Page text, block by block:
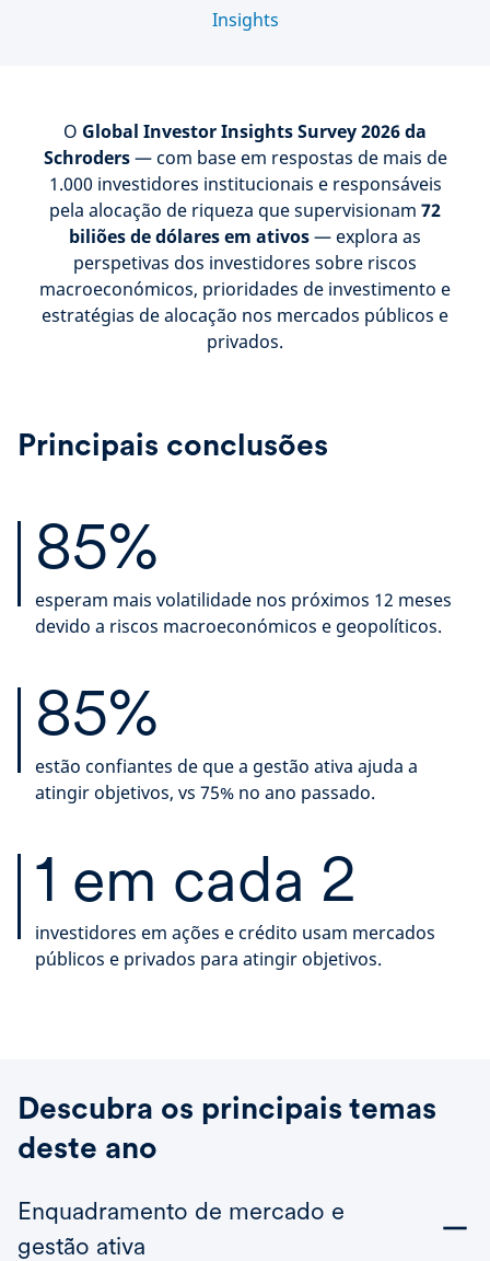
Insights
O Global Investor Insights Survey 2026da
Schroders— com base em respostas de mais de
1.000 investidores institucionais e responsáveis
pela alocação de riqueza que supervisionam 72
biliões de dólares em ativos— explora as
perspetivas dos investidores sobre riscos
macroeconómicos, prioridades de investimento e
estratégias de alocação nos mercados públicos e
privados.
Principais conclusões
85%
esperam mais volatilidade nos próximos 12 meses
devido a riscos macroeconómicos e geopolíticos.
85%
estão confiantes de que a gestão ativa ajuda a
atingir objetivos, vs 75% no ano passado.
1 em cada 2
investidores em ações e crédito usam mercados
públicos e privados para atingir objetivos.
Descubra os principais temas
deste ano
Enquadramento de mercado e
gestão ativa